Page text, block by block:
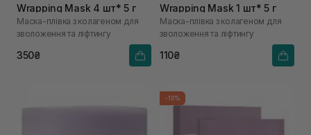
Wrapping Mask 4 шт* 5 г
Маска-плівка з колагеном для
зволоження та ліфтингу
350₴
Wrapping Mask 1 шт* 5 г
Маска-плівка з колагеном для
зволоження та ліфтингу
110₴
-10%